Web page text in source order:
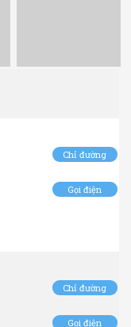
Chỉ đường
Gọi điện
Chỉ đường
Gọi điện